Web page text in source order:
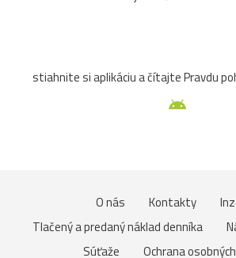
stiahnite si aplikáciu a čítajte Pravdu
O nás Kontakty
Tlačený a predaný náklad denníka
Súťaže
Ochrana